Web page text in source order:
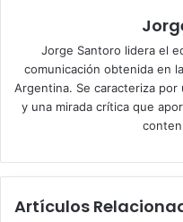
Jorge Santoro lidera el
comunicación obtenida en
Argentina. Se caracteriza
y una mirada crítica que
Artículos